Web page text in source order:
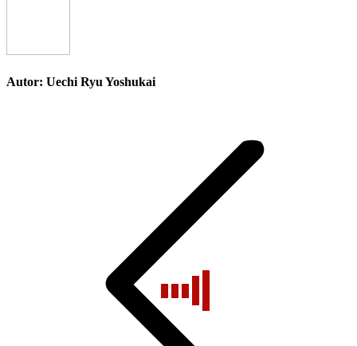
Autor: Uechi Ryu Yoshukai